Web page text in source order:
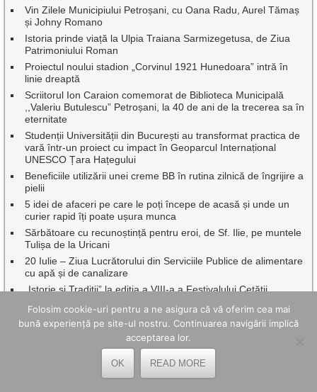
Vin Zilele Municipiului Petroșani, cu Oana Radu, Aurel Tămaș
și Johny Romano
Istoria prinde viață la Ulpia Traiana Sarmizegetusa, de Ziua
Patrimoniului Roman
Proiectul noului stadion „Corvinul 1921 Hunedoara” intră în
linie dreaptă
Scriitorul Ion Caraion comemorat de Biblioteca Municipală
,,Valeriu Butulescu” Petroșani, la 40 de ani de la trecerea sa în
eternitate
Studenții Universității din București au transformat practica de
vară într-un proiect cu impact în Geoparcul Internațional
UNESCO Țara Hațegului
Beneficiile utilizării unei creme BB în rutina zilnică de îngrijire a
pielii
5 idei de afaceri pe care le poți începe de acasă și unde un
curier rapid îți poate ușura munca
Sărbătoare cu recunoștință pentru eroi, de Sf. Ilie, pe muntele
Tulișa de la Uricani
20 Iulie – Ziua Lucrătorului din Serviciile Publice de alimentare
cu apă și de canalizare
„Istorie și Tradiții” la ediția a VIII-a a Festivalului Cetății
CELE MAI BUNE ARTICOLE ȘI PAGINI
Folosim cookie-uri pentru a ne asigura că vă oferim cea mai
bună experiență pe site-ul nostru. Continuarea navigării implică
acceptarea lor.
OK READ MORE